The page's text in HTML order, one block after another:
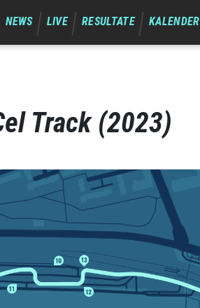
NEWS LIVE RESULTATE KALENDER
Track (2023)